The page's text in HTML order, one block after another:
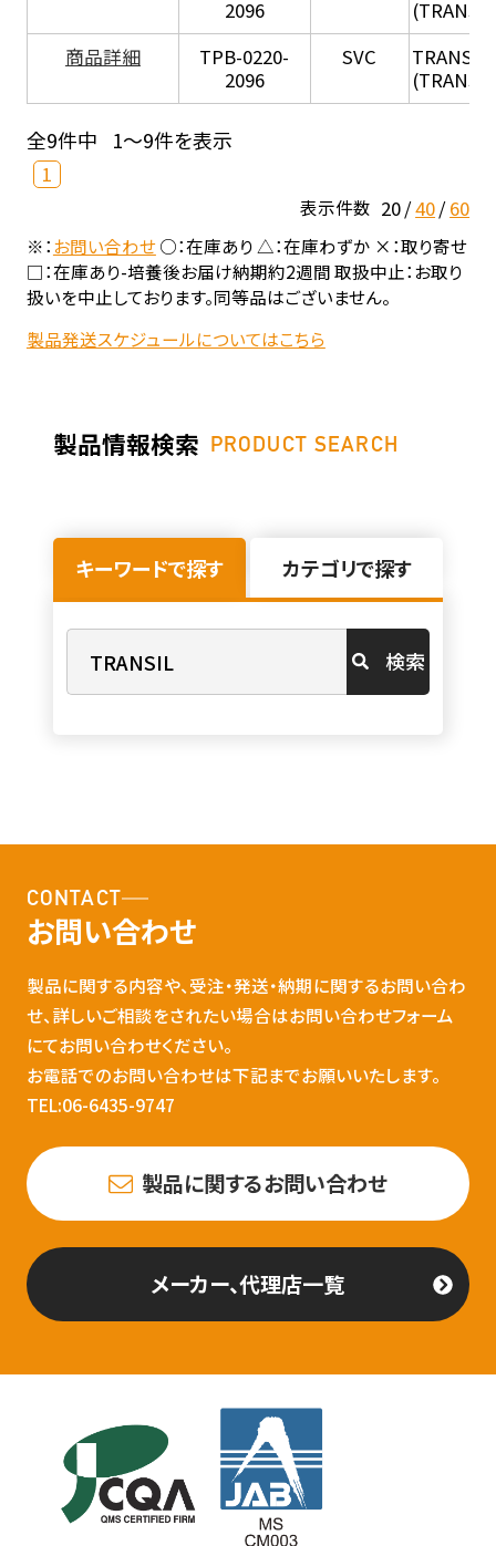
2096
商品詳細
TPB-0220-
2096
SVC TRANSIL
全9件中 1～9件を表示
1
表示件数 20 40 60
※：お問い合わせ○：在庫あり △：在庫わずか ×：取り寄せ
□：在庫あり-培養後お届け納期約2週間 取扱中止：お取り
扱いを中止しております。同等品はございません。
製品発送スケジュールについてはこちら
製品情報検索 PRODUCT SEARCH
キーワードで探す カテゴリで探す
検索
CONTACT
お問い合わせ
製品に関する内容や、受注・発送・納期に関するお問い合わ
せ、詳しいご相談をされたい場合はお問い合わせフォーム
にてお問い合わせください。
お電話でのお問い合わせは下記までお願いいたします。
TEL:06-6435-9747
製品に関するお問い合わせ
メーカー、代理店一覧